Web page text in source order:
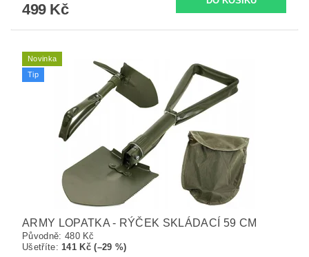
499 Kč
Novinka
Tip
ARMY LOPATKA - RÝČEK SKLÁDACÍ 59 CM
Původně: 480 Kč
Ušetříte:141 Kč (–29 %)